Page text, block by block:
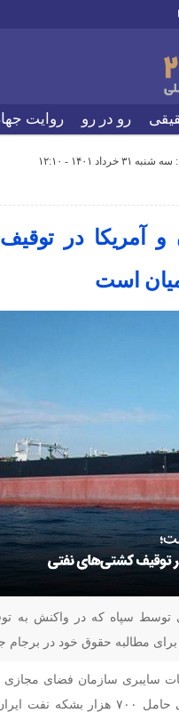
رو در رو روایت
خرداد ۱۴۰۱ - ۱۲:۱۰
و آمریکا در
است
توسط سپاه که در واکنش به
برای مطالبه حقوق خود در
سایبری سازمان فضای مجازی
که خبری مبنی بر توقیف کشتی حامل